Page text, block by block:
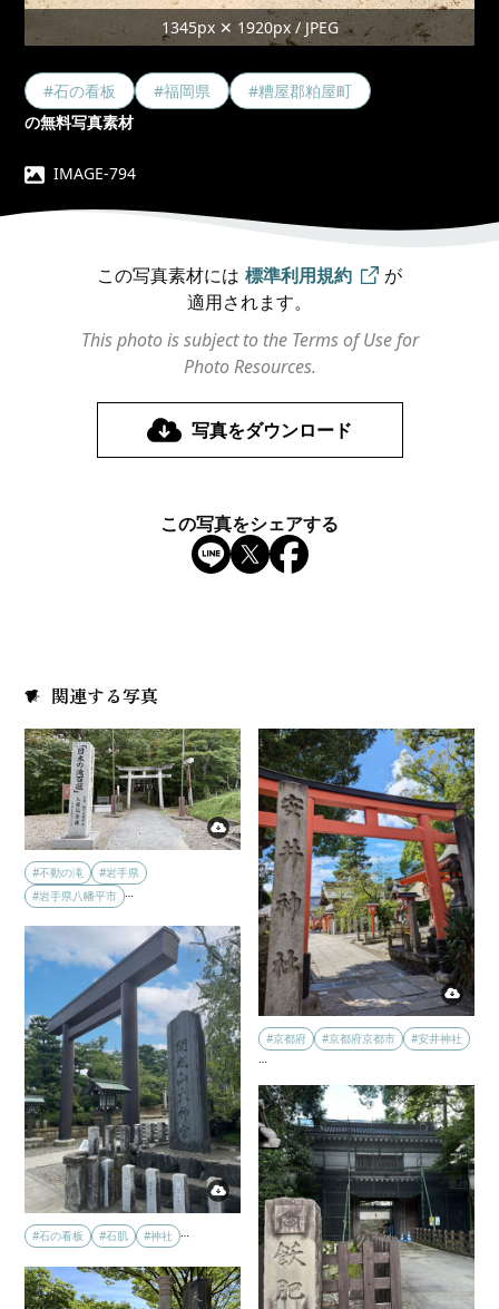
1345px ✕ 1920px / JPEG
#石の看板 #福岡県
#糟屋郡粕屋町
の無料写真素材
IMAGE-794
この写真素材には 標準利用規約
が
適用されます。
This photo is subject to the Terms of Use for
Photo Resources.
写真をダウンロード
この写真をシェアする
関連する写真
#不動の滝
#岩手県
#岩手県八幡平市 …
#京都府 #京都府京都市
#安井神社
…
#石の看板 #石肌 #神社 …